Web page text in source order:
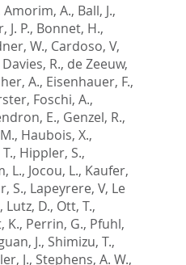
Amorim, A., Ball, J.,
J. P., Bonnet, H.,
W., Cardoso, V,
Davies, R., de Zeeuw,
A., Eisenhauer, F.,
, Foschi, A.,
E., Genzel, R.,
, Haubois, X.,
, Hippler, S.,
L., Jocou, L., Kaufer,
S., Lapeyrere, V, Le
, Lutz, D., Ott, T.,
K., Perrin, G., Pfuhl,
J., Shimizu, T.,
J., Stephens, A. W.,